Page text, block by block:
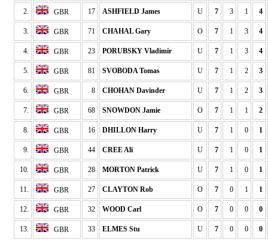
2. GBR 17 ASHFIELD James U 7 3 1 4
3. GBR 71 CHAHAL Gary O 7 1 3 4
4. GBR 23 PORUBSKY Vladimír U 7 1 3 4
5. GBR 81 SVOBODA Tomas U 7 1 2 3
6. GBR 8 CHOHAN Davinder U 7 1 2 3
7. GBR 68 SNOWDON Jamie O 7 1 1 2
8. GBR 16 DHILLON Harry U 7 1 0 1
9. GBR 44 CREE Ali U 7 1 0 1
10. GBR 28 MORTON Patrick U 7 1 0 1
11. GBR 27 CLAYTON Rob O 7 0 1 1
12. GBR 32 WOOD Carl O 7 0 0 0
13. GBR 33 ELMES Stu U 7 0 0 0